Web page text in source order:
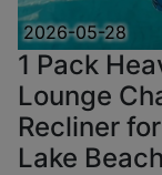
2026-05-28
1 Pack
Lounge
Recliner
Lake